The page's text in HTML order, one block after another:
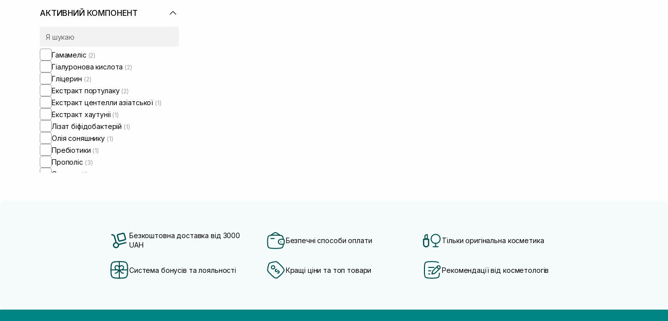
порами(+1)
Шкіра обличчя з порушеним
Шкіра обличчя з порушеним
АКТИВНИЙ КОМПОНЕНТ
Гамамеліс (2)
Гіалуронова кислота (2)
Гліцерин (2)
Екстракт портулаку (2)
Екстракт центелли азіатської (1)
Екстракт хаутуніі (1)
Лізат біфідобактерій (1)
Олія соняшнику (1)
Пребіотики (1)
Прополіс (3)
Сквалан (1)
Безкоштовна доставка від 3000
UAH
Безпечні способи оплати Тільки оригінальна косметика
Система бонусів та лояльності Кращі ціни та топ товари Рекомендації від косметологів